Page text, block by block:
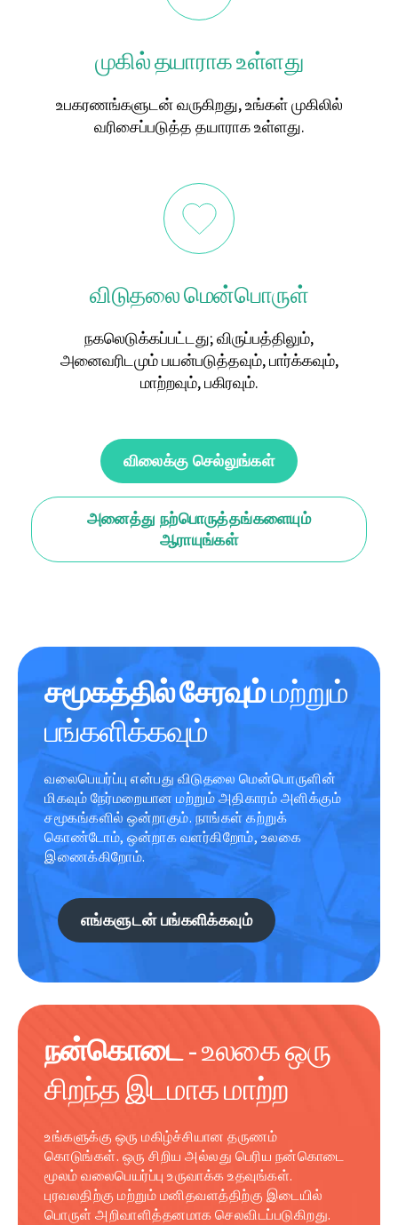
முகில் தயாராக உள்ளது
உபகரணங்களுடன் வருகிறது, உங்கள் முகிலில்
வரிசைப்படுத்த தயாராக உள்ளது.
விடுதலை மென்பொருள்
நகலெடுக்கப்பட்டது; விருப்பத்திலும்,
அனைவரிடமும் பயன்படுத்தவும், பார்க்கவும்,
மாற்றவும், பகிரவும்.
விலைக்கு செல்லுங்கள்
அனைத்து நற்பொருத்தங்களையும்
ஆராயுங்கள்
சமூகத்தில் சேரவும்மற்றும்
பங்களிக்கவும்
வலைபெயர்ப்பு என்பது விடுதலை மென்பொருளின்
மிகவும் நேர்மறையான மற்றும் அதிகாரம் அளிக்கும்
சமூகங்களில் ஒன்றாகும். நாங்கள் கற்றுக்
கொண்டோம், ஒன்றாக வளர்கிறோம், உலகை
இணைக்கிறோம்.
எங்களுடன் பங்களிக்கவும்
நன்கொடை- உலகை ஒரு
சிறந்த இடமாக மாற்ற
உங்களுக்கு ஒரு மகிழ்ச்சியான தருணம்
கொடுங்கள். ஒரு சிறிய அல்லது பெரிய நன்கொடை
மூலம் வலைபெயர்ப்பு உருவாக்க உதவுங்கள்.
புரவலதிற்கு மற்றும் மனிதவளத்திற்கு இடையில்
பொருள் அறிவாளித்தனமாக செலவிடப்படுகிறது.